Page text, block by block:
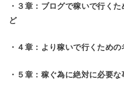
・３章：ブログで稼いで行く
ど
・４章：より稼いで行くため
・５章：稼ぐ為に絶対に必要